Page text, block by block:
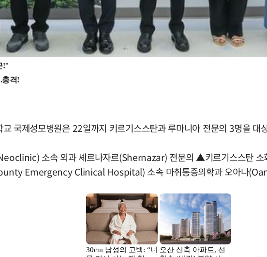
국제성모병원은 22일까지 키르기스스탄과 루마니아 전문의 3명을 대
소속 외과 셰르나자르(Shernazar) 전문의 ▲키르기스스탄
Emergency Clinical Hospital) 소속 마취통증의학과 오아나